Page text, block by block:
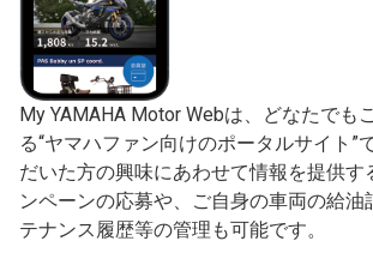
My YAMAHA Motor Webは、どなたでも
る“ヤマハファン向けのポータルサイト”
だいた方の興味にあわせて情報を提供す
ンペーンの応募や、ご自身の車両の給油
テナンス履歴等の管理も可能です。